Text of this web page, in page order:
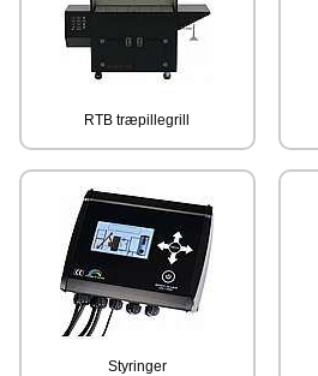
RTB træpillegrill
Styringer